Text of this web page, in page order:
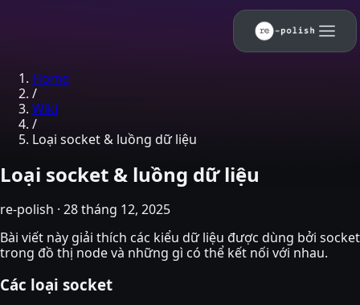
Home
/
Wiki
/
Loại socket & luồng dữ liệu
Loại socket & luồng dữ liệu
re-polish · 28 tháng 12, 2025
Bài viết này giải thích các kiểu dữ liệu được dùng bởi socket
trong đồ thị node và những gì có thể kết nối với nhau.
Các loại socket